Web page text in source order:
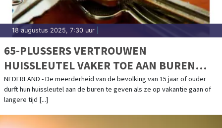
18 augustus 2025, 7:30 uur
65-PLUSSERS VERTROUWEN
HUISSLEUTEL VAKER TOE AAN BUREN
TIJDENS VAKANTIE
NEDERLAND - De meerderheid van de bevolking van 15 jaar of ouder
durft hun huissleutel aan de buren te geven als ze op vakantie gaan of
langere tijd [...]